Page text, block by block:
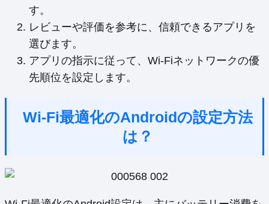
す。
レビューや評価を参考に、信頼できるアプリを
選びます。
アプリの指示に従って、Wi-Fiネットワークの優
先順位を設定します。
Wi-Fi最適化のAndroidの設定方法
は？